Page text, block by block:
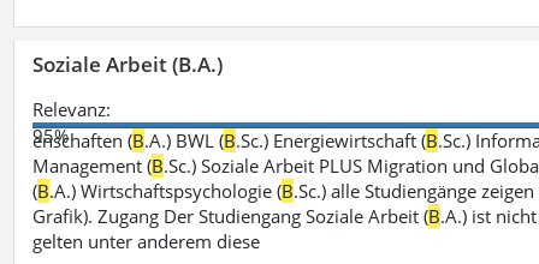
Soziale Arbeit (B.A.)
Relevanz:
95%
enschaften (B.A.) BWL (B.Sc.) Energiewirtschaft (B.Sc.)
Management (B.Sc.) Soziale Arbeit PLUS Migration und
(B.A.) Wirtschaftspsychologie (B.Sc.) alle Studiengänge
Grafik). Zugang Der Studiengang Soziale Arbeit (B.A.) ist
gelten unter anderem diese